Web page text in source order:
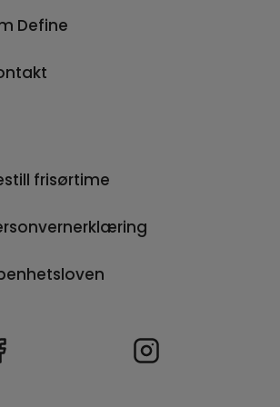
styling.
Define
frisørtime